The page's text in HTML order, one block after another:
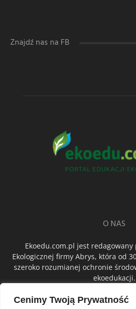
Cenimy Twoją Prywatność
Znajdź nas na FB
O NAS
Ekoedu.com.pl jest redagowany
Ekologicznej firmy Abrys, która od
szeroko rozumianej ochronie
ekoedukacji.